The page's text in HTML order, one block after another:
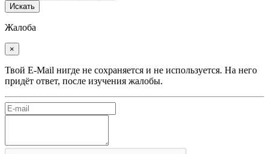
Искать
Жалоба
×
Твой E-Mail нигде не сохраняется и не используется. На него
придёт ответ, после изучения жалобы.